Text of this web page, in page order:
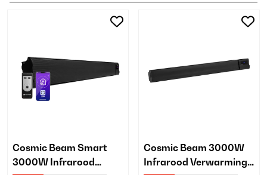
Cosmic Beam Smart
3000W Infrarood
Cosmic Beam 3000W
Infrarood Verwarming